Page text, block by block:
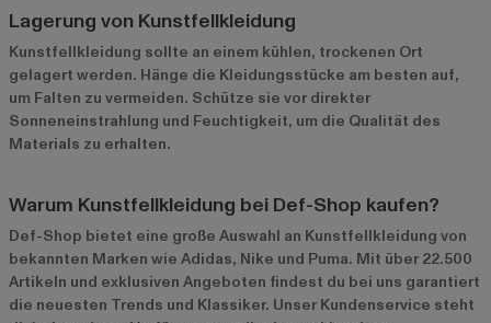
Lagerung von Kunstfellkleidung
Kunstfellkleidung sollte an einem kühlen, trockenen Ort
gelagert werden. Hänge die Kleidungsstücke am besten auf,
um Falten zu vermeiden. Schütze sie vor direkter
Sonneneinstrahlung und Feuchtigkeit, um die Qualität des
Materials zu erhalten.
Warum Kunstfellkleidung bei Def-Shop kaufen?
Def-Shop bietet eine große Auswahl an Kunstfellkleidung von
bekannten Marken wie Adidas, Nike und Puma. Mit über 22.500
Artikeln und exklusiven Angeboten findest du bei uns garantiert
die neuesten Trends und Klassiker. Unser Kundenservice steht